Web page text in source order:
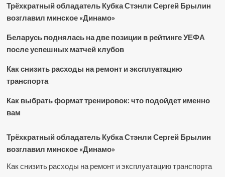
Трёхкратный обладатель Кубка Стэнли Сергей Брылин
возглавил минское «Динамо»
Беларусь поднялась на две позиции в рейтинге УЕФА
после успешных матчей клубов
Как снизить расходы на ремонт и эксплуатацию
транспорта
Как выбрать формат тренировок: что подойдет именно
вам
Трёхкратный обладатель Кубка Стэнли Сергей Брылин
возглавил минское «Динамо»
Как снизить расходы на ремонт и эксплуатацию транспорта